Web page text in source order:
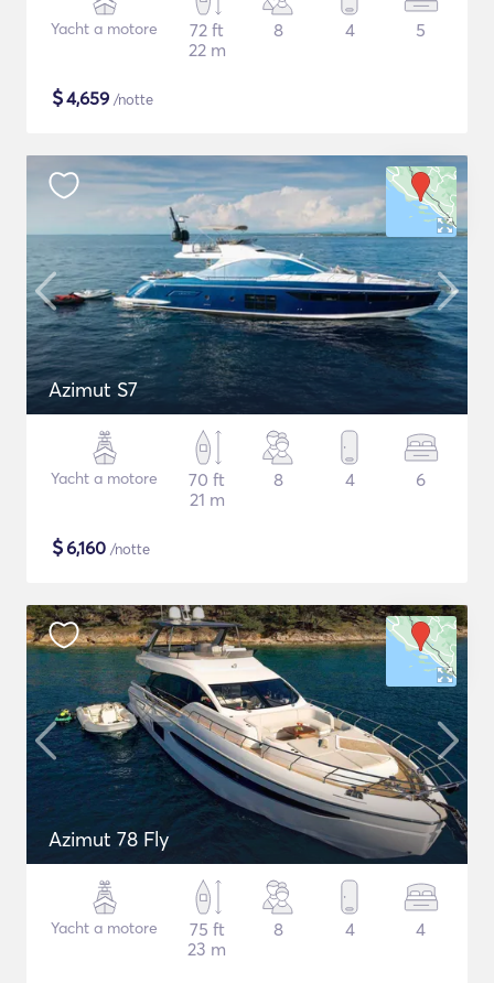
Yacht a motore
72 ft
22 m
8 4 5
$4,659 /notte
Azimut S7
Yacht a motore
70 ft
21 m
8 4 6
$6,160 /notte
Azimut 78 Fly
Yacht a motore
75 ft
23 m
8 4 4